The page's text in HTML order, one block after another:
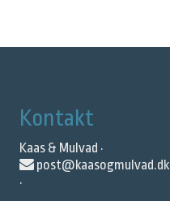
Kontakt
Kaas & Mulvad ·
post@kaasogmulvad.dk
·